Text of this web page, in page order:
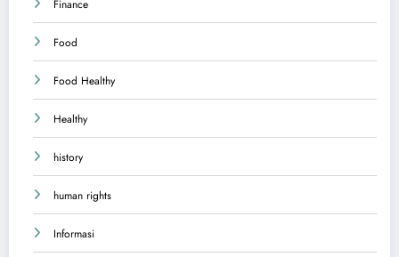
Finance
Food
Food Healthy
Healthy
history
human rights
Informasi